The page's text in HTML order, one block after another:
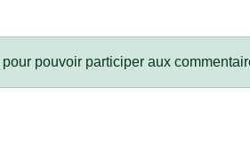
pour pouvoir participer aux